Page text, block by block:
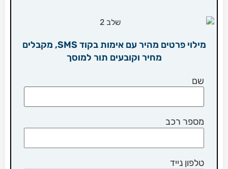
מילוי פרטים מהיר עם אימות בקוד SMS, מקבלים
מחיר וקובעים תור למוסך
שם
מספר רכב
טלפון נייד